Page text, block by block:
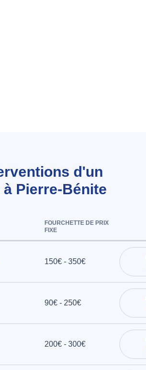
d'un
Pierre-Bénite
FOURCHETTE DE PRIX
FIXE
150€ - 350€
90€ - 250€
200€ - 300€